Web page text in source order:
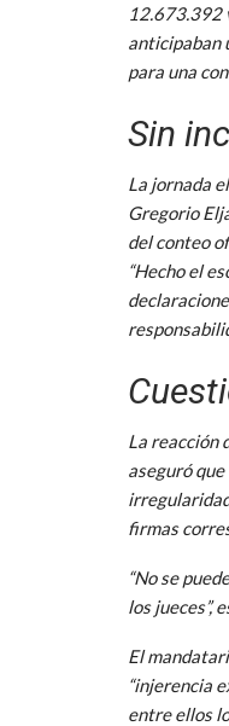
12.673.392
anticipaban
para una
Sin
La jornada
Gregorio
del conteo
“Hecho el
La reacción
aseguró
firmas
“No se
los jueces”,
El
“injerencia
entre ellos